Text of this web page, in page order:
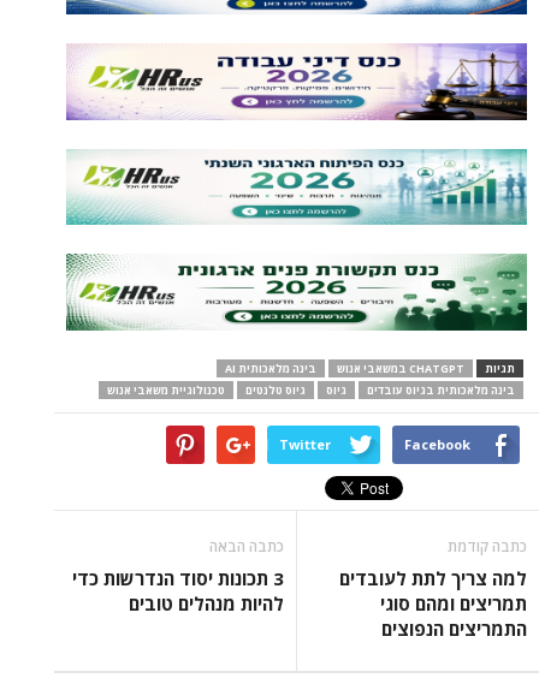
תגיות CHATGPT במשאבי אנוש
בינה מלאכותית AI
בינה מלאכותית בגיוס עובדים
גיוס גיוס טלנטים טכנולוגיית משאבי אנוש
Facebook
Twitter
כתבה קודמת
למה צריך לתת לעובדים
תמריצים ומהם סוגי
התמריצים הנפוצים
כתבה הבאה
3 תכונות יסוד הנדרשות כדי
להיות מנהלים טובים